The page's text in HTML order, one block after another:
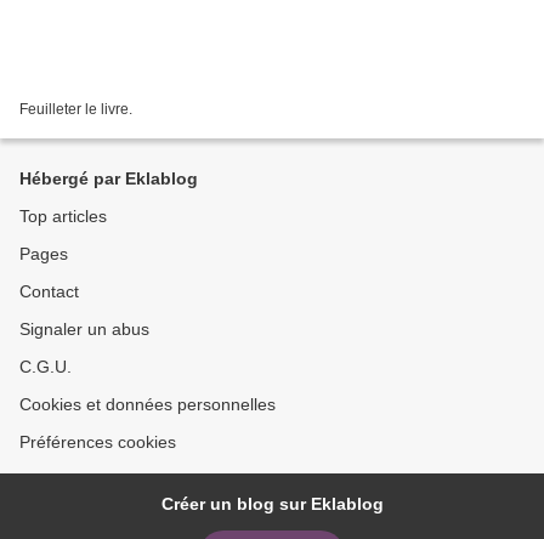
Feuilleter le livre.
Hébergé par Eklablog
Top articles
Pages
Contact
Signaler un abus
C.G.U.
Cookies et données personnelles
Préférences cookies
Créer un blog sur Eklablog